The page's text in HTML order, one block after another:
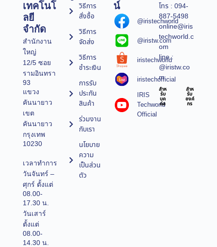
เทคโนโ
ลยี
จำกัด
สำนักงาน
ใหญ่
12/5 ซอย
รามอินทรา
93
แขวง
คันนายาว
เขต
คันนายาว
กรุงเทพ
10230
เวลาทำการ
วันจันทร์ –
ศุกร์ ตั้งแต่
08.00-
17.30 น.
วันเสาร์
ตั้งแต่
08.00-
14.30 น.
วิธีการ
สั่งซื้อ
วิธีการ
จัดส่ง
วิธีการ
ชำระเงิน
การรับ
ประกัน
สินค้า
ร่วมงาน
กับเรา
นโยบาย
ความ
เป็นส่วน
ตัว
น์
@iristechworld
@iristw.com
iristechworld
iristechofficial
IRIS
Techworld
Official
โทร : 094-
887-5498
online@iris
techworld.c
om
line :
@iristw.co
m
สำห
รับ
บุค
คล
สำห
รับ
องค์
กร